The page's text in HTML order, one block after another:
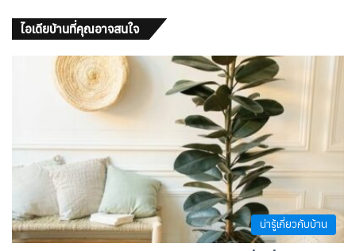
ไอเดียบ้านที่คุณอาจสนใจ
น่ารู้เกี่ยวกับบ้าน